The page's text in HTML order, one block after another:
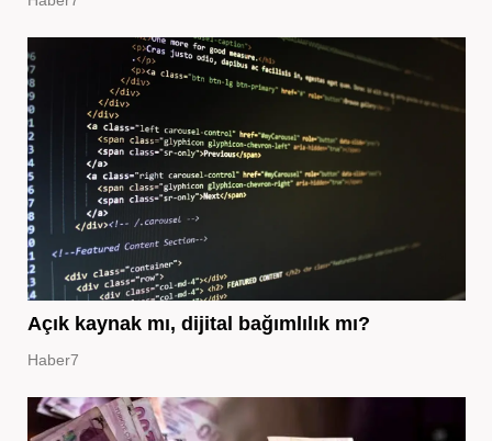
Açık kaynak mı, dijital bağımlılık mı?
Haber7